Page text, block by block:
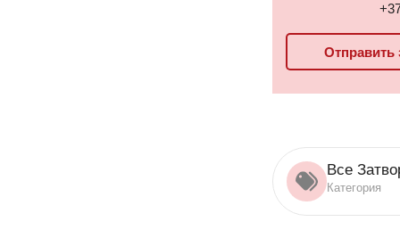
Отправить
Все
Категория